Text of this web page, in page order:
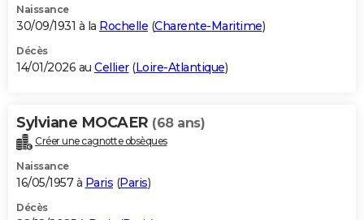
Naissance
30/09/1931 à la Rochelle (Charente-Maritime)
Décès
14/01/2026 au Cellier(Loire-Atlantique)
Sylviane MOCAER (68 ans)
Créer une cagnotte obsèques
Naissance
16/05/1957 à Paris (Paris)
Décès